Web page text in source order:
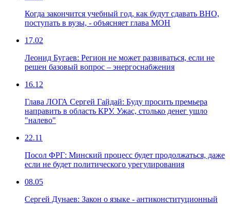
Когда закончится учебный год, как будут сдавать ВНО,
поступать в вузы, - объясняет глава МОН
17.02
Леонид Бугаев: Регион не может развиваться, если не
решен базовый вопрос – энергоснабжения
16.12
Глава ЛОГА Сергей Гайдай: Буду просить премьера
направить в область КРУ. Ужас, столько денег ушло
"налево"
22.11
Посол ФРГ: Минский процесс будет продолжаться, даже
если не будет политического урегулирования
08.05
Сергей Дунаев: Закон о языке - антиконституционный